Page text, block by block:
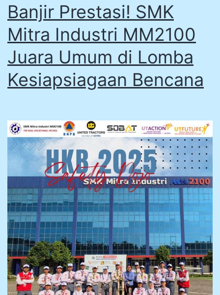
Banjir Prestasi! SMK
Mitra Industri MM2100
Juara Umum di Lomba
Kesiapsiagaan Bencana